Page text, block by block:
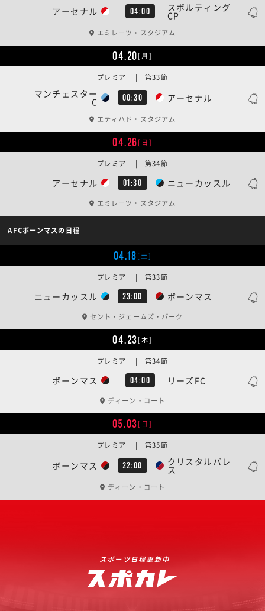
アーセナル 04:00 スポルティング
CP
エミレーツ・スタジアム
04.20[月]
マンチェスター
C 00:30 アーセナル
プレミア | 第33節
エティハド・スタジアム
04.26[日]
アーセナル 01:30 ニューカッスル
プレミア | 第34節
エミレーツ・スタジアム
AFCボーンマスの日程
04.18[土]
ニューカッスル 23:00 ボーンマス
プレミア | 第33節
セント・ジェームズ・パーク
04.23[木]
ボーンマス 04:00 リーズFC
プレミア | 第34節
ディーン・コート
05.03[日]
ボーンマス 22:00 クリスタルパレ
ス
プレミア | 第35節
ディーン・コート
スポーツ日程更新中